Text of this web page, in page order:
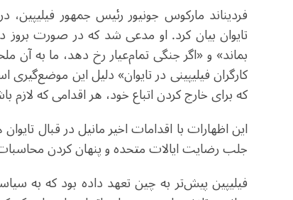
فردیناند مارکوس جونیور رئیس‌ جمهور فیلیپین،
تایوان بیان کرد. او مدعی شد که در صورت بروز
بماند» و «اگر جنگی تمام‌عیار رخ دهد، ما به آن
کارگران فیلیپینی در تایوان» دلیل این
که برای خارج کردن اتباع خود، هر اقدامی که لازم
این اظهارات با اقدامات اخیر مانیل در قبال
جلب رضایت ایالات متحده و پنهان کردن
فیلیپین پیش‌تر به چین تعهد داده بود که به